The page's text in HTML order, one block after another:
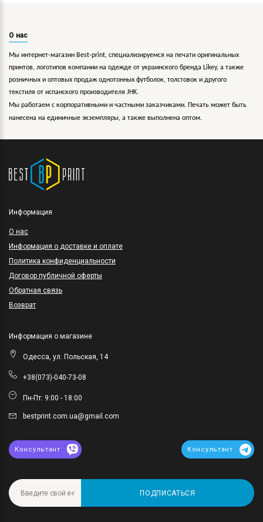
О нас
Мы интернет-магазин Best-print, специализируемся на печати оригинальных
принтов, логотипов компании на одежде от украинского бренда Likey, а также
розничных и оптовых продаж однотонных футболок, толстовок и другого
текстиля от испанского производителя JHK.
Мы работаем с корпоративными и частными заказчиками. Печать может быть
нанесена на единичные экземпляры, а также выполнена оптом.
Информация
O нас
Информация о доставке и оплате
Политика конфиденциальности
Договор публичной оферты
Обратная связь
Возврат
Информация о магазине
Одесса, ул. Польская, 14
+38(073)-040-73-08
Пн-Пт: 9:00 - 18:00
bestprint.com.ua@gmail.com
Консультант Консультант
ПОДПИСАТЬСЯ